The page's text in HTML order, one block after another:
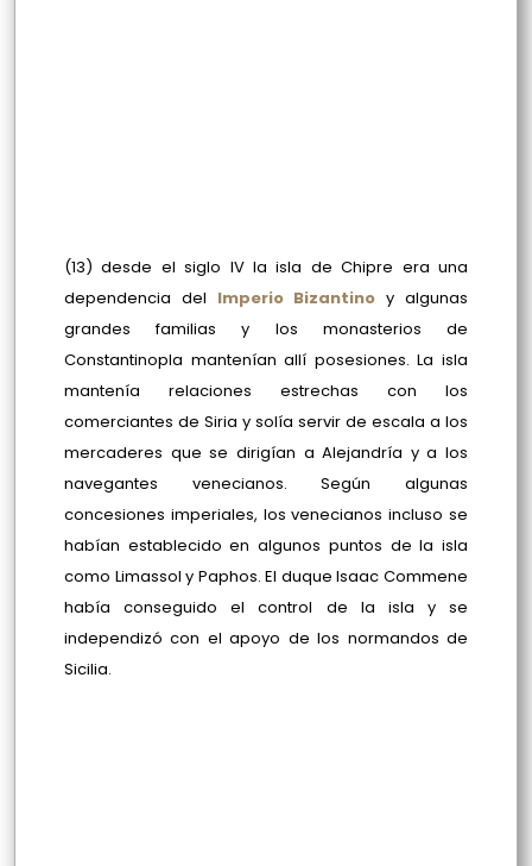
(13) desde el siglo IV la isla de Chipre era una
dependencia del Imperio Bizantino y algunas
grandes familias y los monasterios de
Constantinopla mantenían allí posesiones. La isla
mantenía relaciones estrechas con los
comerciantes de Siria y solía servir de escala a los
mercaderes que se dirigían a Alejandría y a los
navegantes venecianos. Según algunas
concesiones imperiales, los venecianos incluso se
habían establecido en algunos puntos de la isla
como Limassol y Paphos. El duque Isaac Commene
había conseguido el control de la isla y se
independizó con el apoyo de los normandos de
Sicilia.